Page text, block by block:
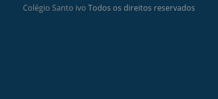
Colégio Santo ivo Todos os direitos reservados